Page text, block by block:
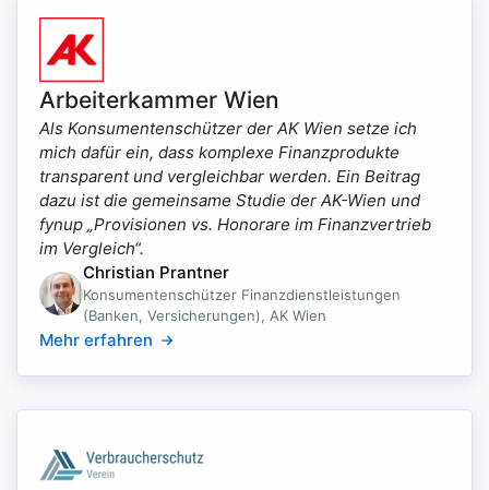
Arbeiterkammer Wien
Als Konsumentenschützer der AK Wien setze ich
mich dafür ein, dass komplexe Finanzprodukte
transparent und vergleichbar werden. Ein Beitrag
dazu ist die gemeinsame Studie der AK-Wien und
fynup „Provisionen vs. Honorare im Finanzvertrieb
im Vergleich“.
Christian Prantner
Konsumentenschützer Finanzdienstleistungen
(Banken, Versicherungen), AK Wien
Mehr erfahren